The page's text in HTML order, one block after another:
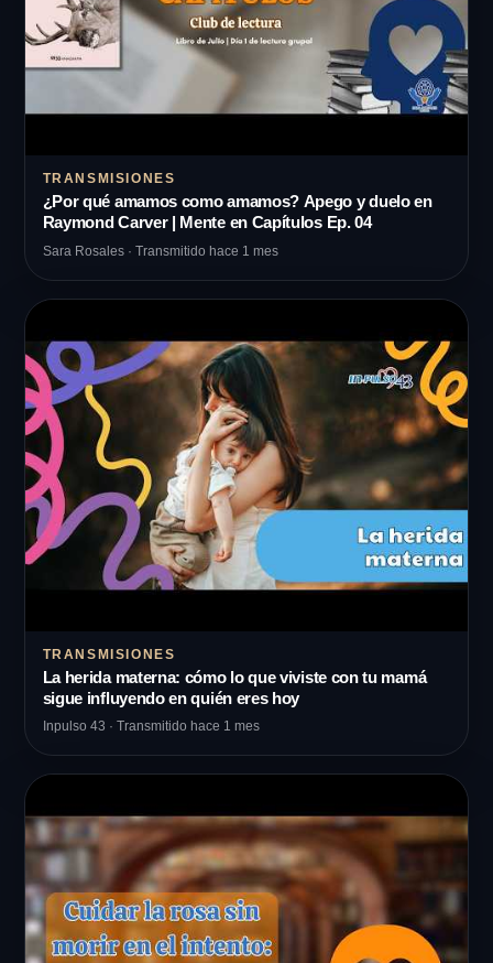
TRANSMISIONES
¿Por qué amamos como amamos? Apego y duelo en
Raymond Carver | Mente en Capítulos Ep. 04
Sara Rosales · Transmitido hace 1 mes
TRANSMISIONES
La herida materna: cómo lo que viviste con tu mamá
sigue influyendo en quién eres hoy
Inpulso 43 · Transmitido hace 1 mes